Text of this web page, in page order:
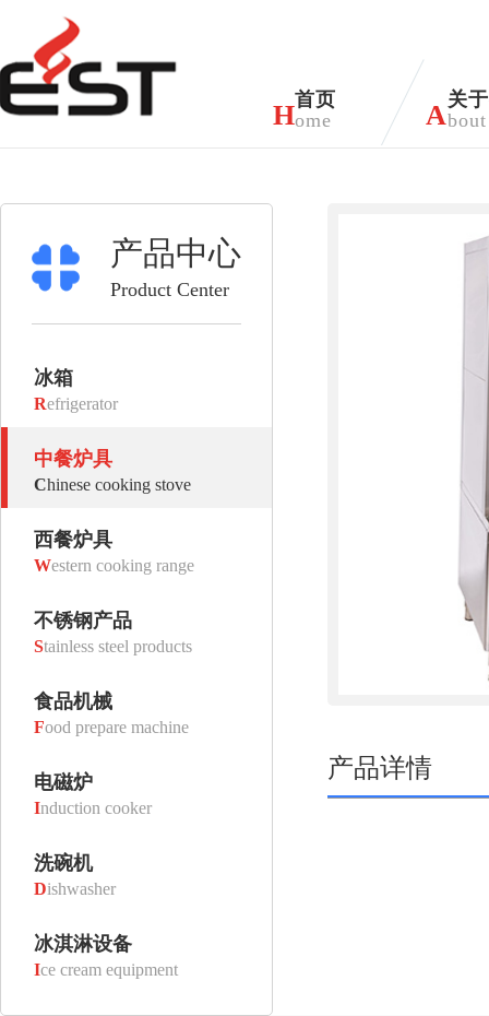
首页
ome
H
关
A
产品中心
Product Center
冰箱
Refrigerator
中餐炉具
Chinese cooking stove
西餐炉具
Western cooking range
不锈钢产品
Stainless steel products
食品机械
Food prepare machine
电磁炉
Induction cooker
洗碗机
Dishwasher
冰淇淋设备
Ice cream equipment
产品详情